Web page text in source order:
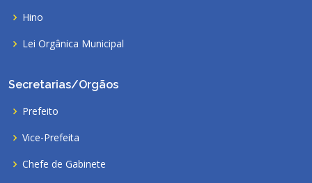
Hino
Lei Orgânica Municipal
Secretarias/Orgãos
Prefeito
Vice-Prefeita
Chefe de Gabinete